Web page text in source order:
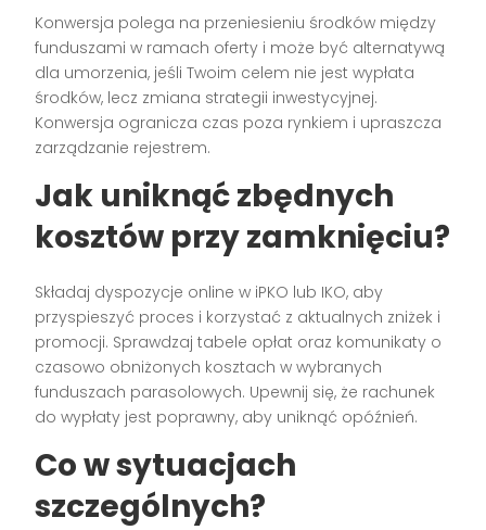
Konwersja polega na przeniesieniu środków między
funduszami w ramach oferty i może być alternatywą
dla umorzenia, jeśli Twoim celem nie jest wypłata
środków, lecz zmiana strategii inwestycyjnej.
Konwersja ogranicza czas poza rynkiem i upraszcza
zarządzanie rejestrem.
Jak uniknąć zbędnych
kosztów przy zamknięciu?
Składaj dyspozycje online w iPKO lub IKO, aby
przyspieszyć proces i korzystać z aktualnych zniżek i
promocji. Sprawdzaj tabele opłat oraz komunikaty o
czasowo obniżonych kosztach w wybranych
funduszach parasolowych. Upewnij się, że rachunek
do wypłaty jest poprawny, aby uniknąć opóźnień.
Co w sytuacjach
szczególnych?